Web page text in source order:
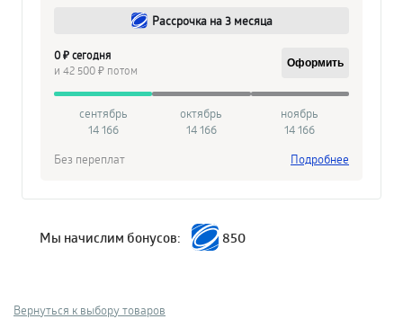
Рассрочка на 3 месяца
0 ₽ сегодня
и 42 500 ₽ потом
Оформить
сентябрь
14 166
октябрь
14 166
ноябрь
14 166
Без переплат
Подробнее
Мы начислим бонусов: 850
Вернуться к выбору товаров